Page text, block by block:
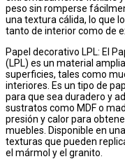
peso sin romperse
una textura cálida, lo que
tanto de interior como de
Papel decorativo LPL: El
(LPL) es un material
superficies, tales como
interiores. Es un tipo de
para que sea duradero y
sustratos como MDF o
presión y calor para
muebles. Disponible en
texturas que pueden
el mármol y el granito.